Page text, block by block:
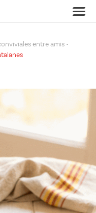
entre amis